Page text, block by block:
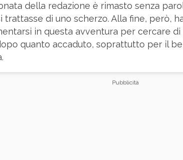
della redazione è rimasto senza
trattasse di uno scherzo. Alla fine, però,
in questa avventura per cercare
quanto accaduto, soprattutto per il